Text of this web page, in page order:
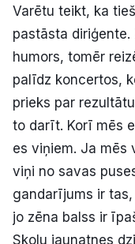
Varētu teikt, ka
pastāsta
humors, tomēr
palīdz koncertos,
prieks par
to darīt. Korī mēs
es viņiem. Ja mēs
viņi no savas
gandarījums ir
jo zēna balss ir
Skolu jaunatnes